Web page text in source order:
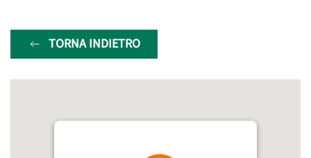
TORNA INDIETRO